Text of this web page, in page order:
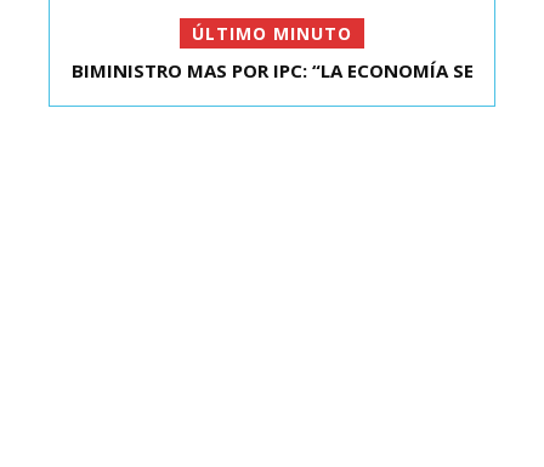
ÚLTIMO MINUTO
KAST SE REUNIÓ CON EL PRESIDENTE ELECTO DE
BIMINISTRO MAS POR IPC: “LA ECONOMÍA SE